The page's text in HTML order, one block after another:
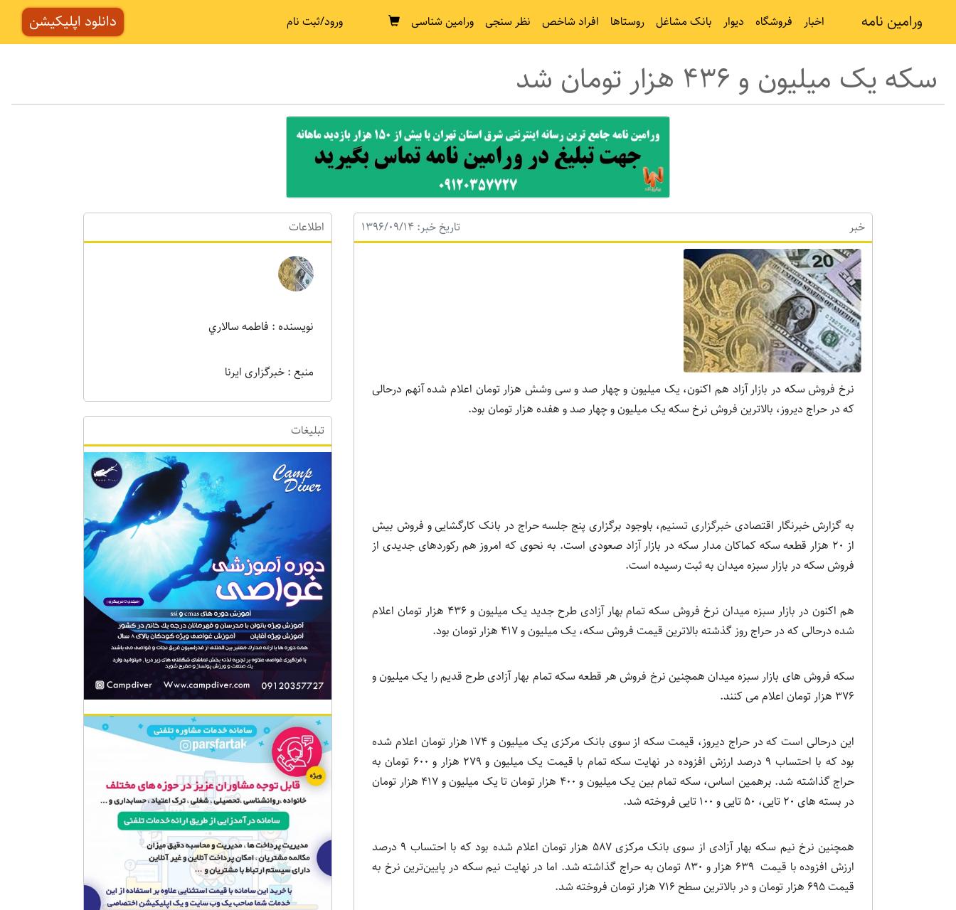
ورامین نامه اخبار فروشگاه دیوار بانک مشاغل روستاها افراد شاخص نظر سنجی ورامین شناسی ورود/ثبت نام دانلود اپلیکیشن
سکه یک میلیون و ۴۳۶ هزار تومان شد
خبر تاریخ خبر: 1396/09/14
نرخ فروش سکه در بازار آزاد هم اکنون، یک میلیون و چهار صد و سی وشش هزار تومان اعلام شده آنهم درحالی
که در حراج دیروز، بالاترین فروش نرخ سکه یک میلیون و چهار صد و هفده هزار تومان بود.
به گزارش خبرنگار اقتصادی خبرگزاری تسنیم، باوجود برگزاری پنج جلسه حراج در بانک کارگشایی و فروش بیش
از 20 هزار قطعه سکه کماکان مدار سکه در بازار آزاد صعودی است. به نحوی که امروز هم رکوردهای جدیدی از
فروش سکه در بازار سبزه میدان به ثبت رسیده است.
هم اکنون در بازار سبزه میدان نرخ فروش سکه تمام بهار آزادی طرح جدید یک میلیون و 436 هزار تومان اعلام
شده درحالی که در حراج روز گذشته بالاترین قیمت فروش سکه، یک میلیون و 417 هزار تومان بود.
سکه فروش های بازار سبزه میدان همچنین نرخ فروش هر قطعه سکه تمام بهار آزادی طرح قدیم را یک میلیون و
376 هزار تومان اعلام می کنند.
این درحالی است که در حراج دیروز، قیمت سکه از سوی بانک مرکزی یک میلیون و 174 هزار تومان اعلام شده
بود که با احتساب 9 درصد ارزش افزوده در نهایت سکه تمام با قیمت یک میلیون و 279 هزار و 600 تومان به
حراج گذاشته شد. برهمین اساس، سکه تمام بین یک میلیون و 400 هزار تومان تا یک میلیون و 417 هزار تومان
در بسته های 20 تایی، 50 تایی و 100 تایی فروخته شد.
همچنین نرخ نیم سکه بهار آزادی از سوی بانک مرکزی 587 هزار تومان اعلام شده بود که با احتساب 9 درصد
ارزش افزوده با قیمت 639 هزار و 830 تومان به حراج گذاشته شد. اما در نهایت نیم سکه در پایین‌ترین نرخ به
قیمت 695 هزار تومان و در بالاترین سطح 716 هزار تومان فروخته شد.
اطلاعات
نویسنده : فاطمه سالاري
منبع : خبرگزاری ایرنا
تبلیغات